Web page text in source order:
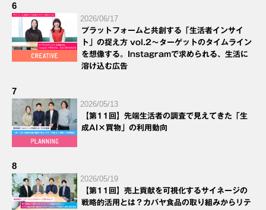
6
2026/06/17
プラットフォームと共創する「生活者インサイ
ト」の捉え方 vol.2～ターゲットのタイムライン
を想像する。Instagramで求められる、生活に
溶け込む広告
7
2026/05/13
【第11回】先端生活者の調査で見えてきた「生
成AI×買物」の利用動向
8
2026/05/19
【第11回】売上貢献を可視化するサイネージの
戦略的活用とは？カバヤ食品の取り組みからリテ